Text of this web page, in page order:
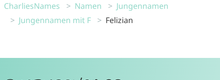
CharliesNames Namen
Jungennamen
Jungennamen mit F
Felizian